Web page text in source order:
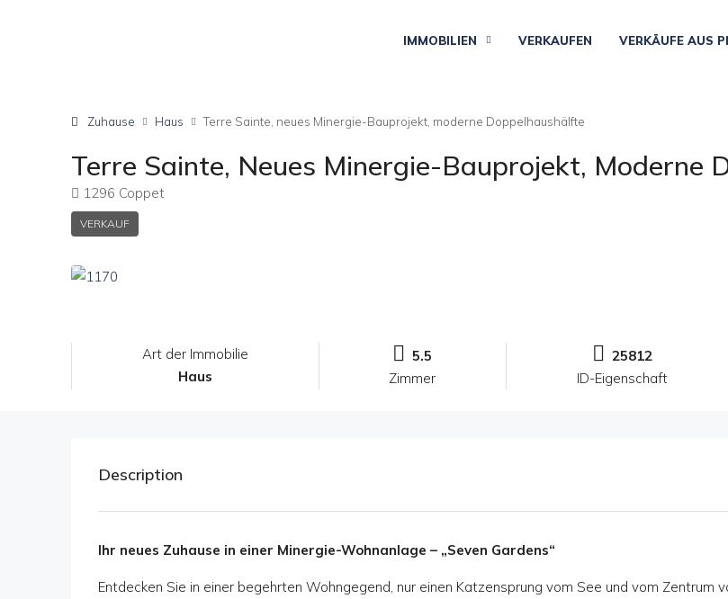
IMMOBILIEN VERKAUFEN VERKÄUFE AUS
Zuhause Haus Terre Sainte, neues Minergie-Bauprojekt, moderne Doppelhaushälfte
Terre Sainte, Neues Minergie-Bauprojekt, Moderne
1296 Coppet
VERKAUF
Art der Immobilie
Haus
5.5
Zimmer
25812
ID-Eigenschaft
Description
Ihr neues Zuhause in einer Minergie-Wohnanlage – „Seven Gardens“
Entdecken Sie in einer begehrten Wohngegend, nur einen Katzensprung vom See und vom Zentrum